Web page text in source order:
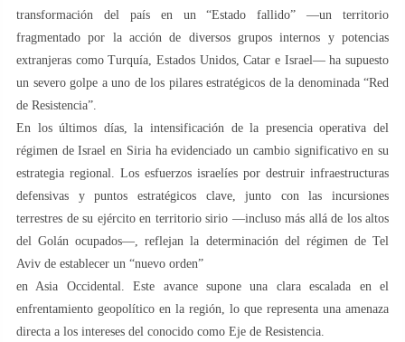
transformación del país en un “Estado fallido” —un territorio
fragmentado por la acción de diversos grupos internos y potencias
extranjeras como Turquía, Estados Unidos, Catar e Israel— ha supuesto
un severo golpe a uno de los pilares estratégicos de la denominada “Red
de Resistencia”.
En los últimos días, la intensificación de la presencia operativa del
régimen de Israel en Siria ha evidenciado un cambio significativo en su
estrategia regional. Los esfuerzos israelíes por destruir infraestructuras
defensivas y puntos estratégicos clave, junto con las incursiones
terrestres de su ejército en territorio sirio —incluso más allá de los altos
del Golán ocupados—, reflejan la determinación del régimen de Tel
Aviv de establecer un “nuevo orden”
en Asia Occidental. Este avance supone una clara escalada en el
enfrentamiento geopolítico en la región, lo que representa una amenaza
directa a los intereses del conocido como Eje de Resistencia.